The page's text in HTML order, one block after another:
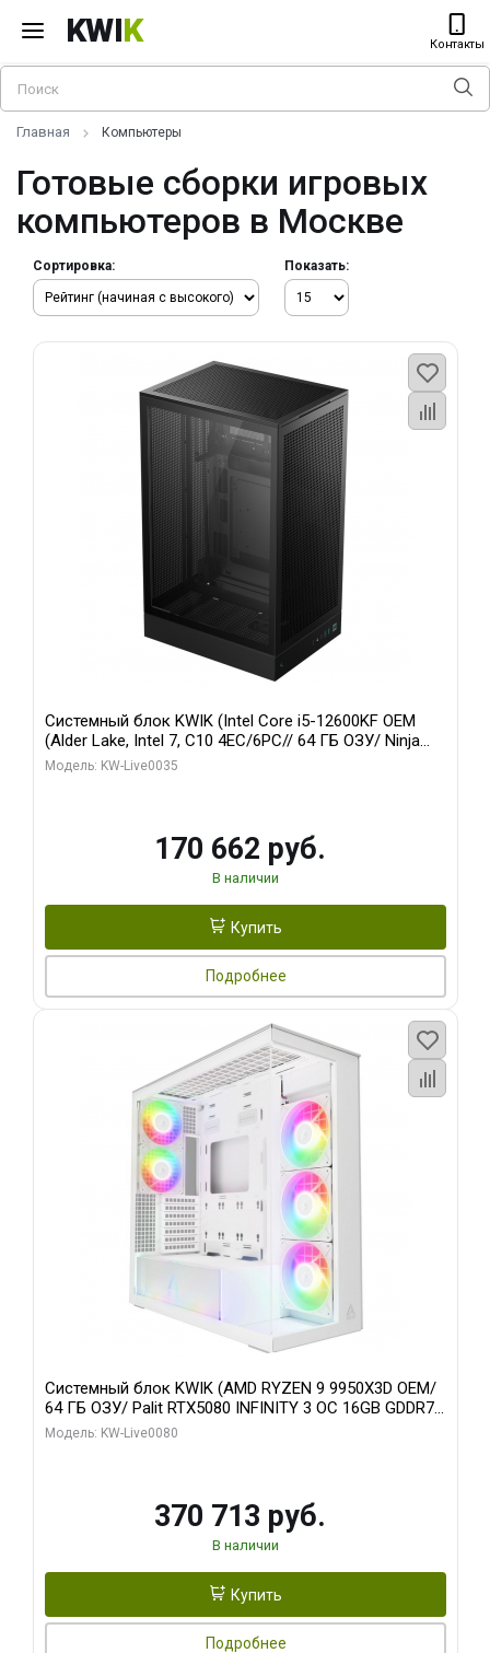
KWIK Контакты
Главная Компьютеры
Готовые сборки игровых
компьютеров в Москве
Сортировка: Показать:
Системный блок KWIK (Intel Core i5-12600KF OEM
(Alder Lake, Intel 7, C10 4EC/6PC// 64 ГБ ОЗУ/ Ninja
Sinotex GTX1650 4GB 128bit GDDR6 DVI DP HDMI 2/
Модель: KW-Live0035
170 662 руб.
В наличии
Купить
Подробнее
Системный блок KWIK (AMD RYZEN 9 9950X3D OEM/
64 ГБ ОЗУ/ Palit RTX5080 INFINITY 3 OC 16GB GDDR7
256bit 3xDP H/ 960 ГБ SSD)
Модель: KW-Live0080
370 713 руб.
В наличии
Купить
Подробнее